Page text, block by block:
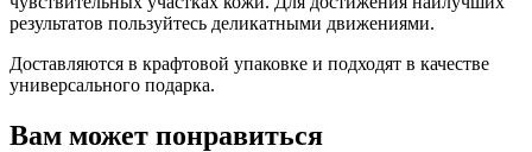
результатов пользуйтесь деликатными движениями.
Доставляются в крафтовой упаковке и подходят в качестве
универсального подарка.
Вам может понравиться